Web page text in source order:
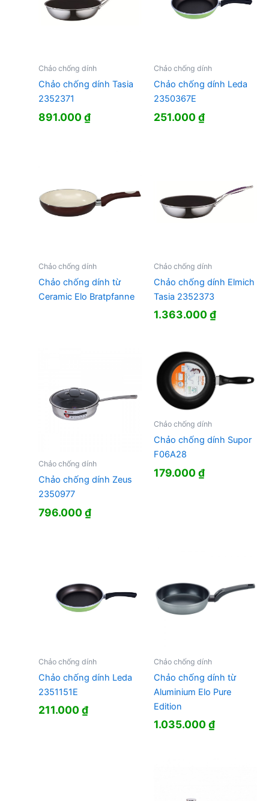
Chảo chống dính
Chảo chống dính Tasia
2352371
891.000₫
Chảo chống dính
Chảo chống dính Leda
2350367E
251.000₫
Chảo chống dính
Chảo chống dính từ
Ceramic Elo Bratpfanne
Chảo chống dính
Chảo chống dính Elmich
Tasia 2352373
1.363.000₫
Chảo chống dính
Chảo chống dính Zeus
2350977
796.000₫
Chảo chống dính
Chảo chống dính Supor
F06A28
179.000₫
Chảo chống dính
Chảo chống dính Leda
2351151E
211.000₫
Chảo chống dính
Chảo chống dính từ
Aluminium Elo Pure
Edition
1.035.000₫